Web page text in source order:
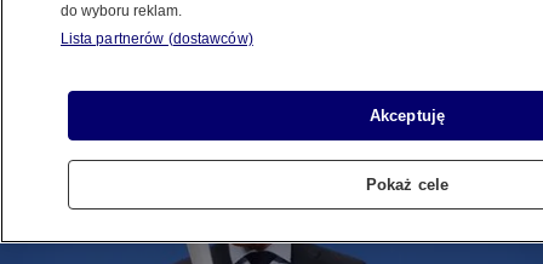
Posłuchaj artykułu
do wyboru reklam.
Lista partnerów (dostawców)
Akceptuję
Pokaż cele